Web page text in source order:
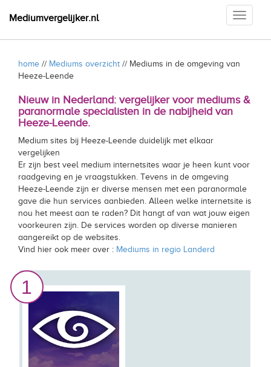
Toggle
Mediumvergelijker.nl
home // Mediums overzicht // Mediums in de omgeving van
Heeze-Leende
Nieuw in Nederland: vergelijker voor mediums &
paranormale specialisten in de nabijheid van
Heeze-Leende.
Medium sites bij Heeze-Leende duidelijk met elkaar
vergelijken
Er zijn best veel medium internetsites waar je heen kunt voor
raadgeving en je vraagstukken. Tevens in de omgeving
Heeze-Leende zijn er diverse mensen met een paranormale
gave die hun services aanbieden. Alleen welke internetsite is
nou het meest aan te raden? Dit hangt af van wat jouw eigen
voorkeuren zijn. De services worden op diverse manieren
aangereikt op de websites.
Vind hier ook meer over : Mediums in regio Landerd
1